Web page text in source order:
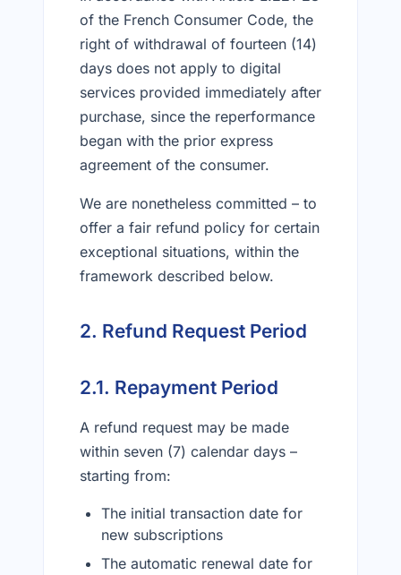
of the French Consumer Code, the
right of withdrawal of fourteen (14)
days does not apply to digital
services provided immediately after
purchase, since the reperformance
began with the prior express
agreement of the consumer.
We are nonetheless committed – to
offer a fair refund policy for certain
exceptional situations, within the
framework described below.
2. Refund Request Period
2.1. Repayment Period
A refund request may be made
within seven (7) calendar days –
starting from:
The initial transaction date for
new subscriptions
The automatic renewal date for